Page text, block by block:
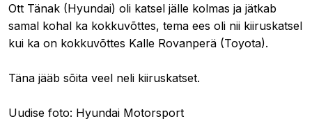
Ott Tänak (Hyundai) oli katsel jälle kolmas ja jätkab
samal kohal ka kokkuvõttes, tema ees oli nii kiiruskatsel
kui ka on kokkuvõttes Kalle Rovanperä (Toyota).
Täna jääb sõita veel neli kiiruskatset.
Uudise foto: Hyundai Motorsport